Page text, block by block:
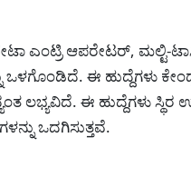
ಎಂಟ್ರಿ ಆಪರೇಟರ್, ಮಲ್ಟಿ-
ಒಳಗೊಂಡಿದೆ. ಈ ಹುದ್ದೆಗಳು
ಲಭ್ಯವಿದೆ. ಈ ಹುದ್ದೆಗಳು
ಒದಗಿಸುತ್ತವೆ.